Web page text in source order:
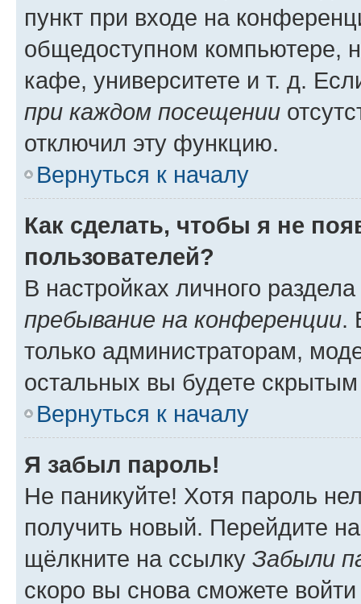
пункт при входе на
общедоступном компьютере,
кафе, университете и т. д.
при каждом посещении
отключил эту функцию.
Вернуться к началу
Как сделать, чтобы я не
пользователей?
В настройках личного
пребывание на конференции.
только администраторам,
остальных вы будете
Вернуться к началу
Я забыл пароль!
Не паникуйте! Хотя пароль
получить новый. Перейдите
щёлкните на ссылку Забыли
скоро вы снова сможете